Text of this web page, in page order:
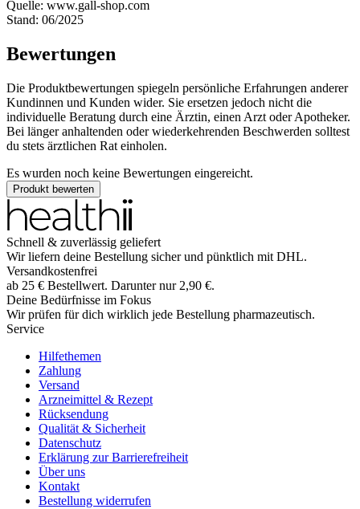
Quelle: www.gall-shop.com
Stand: 06/2025
Bewertungen
Die Produktbewertungen spiegeln persönliche Erfahrungen anderer
Kundinnen und Kunden wider. Sie ersetzen jedoch nicht die
individuelle Beratung durch eine Ärztin, einen Arzt oder Apotheker.
Bei länger anhaltenden oder wiederkehrenden Beschwerden solltest
du stets ärztlichen Rat einholen.
Es wurden noch keine Bewertungen eingereicht.
Produkt bewerten
Schnell & zuverlässig geliefert
Wir liefern deine Bestellung sicher und pünktlich mit DHL.
Versandkostenfrei
ab 25 € Bestellwert. Darunter nur 2,90 €.
Deine Bedürfnisse im Fokus
Wir prüfen für dich wirklich jede Bestellung pharmazeutisch.
Service
Hilfethemen
Zahlung
Versand
Arzneimittel & Rezept
Rücksendung
Qualität & Sicherheit
Datenschutz
Erklärung zur Barrierefreiheit
Über uns
Kontakt
Bestellung widerrufen